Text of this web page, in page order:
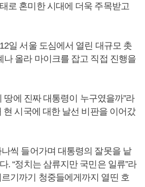
로 혼미한 시대에 더욱 주목받고
일 서울 도심에서 열린 대규모 촛
나 올라 마이크를 잡고 직접 진행을
땅에 진짜 대통령이 누구였을까”라
현 시국에 대한 날선 비판을 이어갔
씩 들어가며 대통령의 잘못을 낱
. “정치는 삼류지만 국민은 일류”라
기까기 청중들에게까지 열띤 호